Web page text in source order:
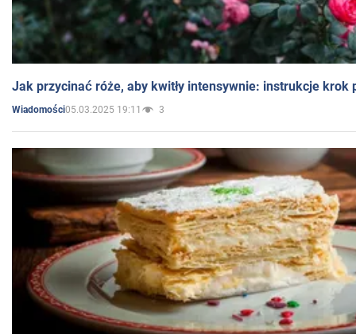
Jak przycinać róże, aby kwitły intensywnie: instrukcje krok
Wiadomości05.03.2025 19:11 3